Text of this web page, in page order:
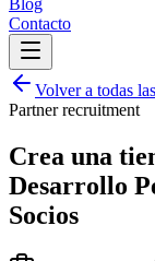
Blog
Contacto
Volver a todas
Partner recruitment
Crea una
Desarrollo
Socios